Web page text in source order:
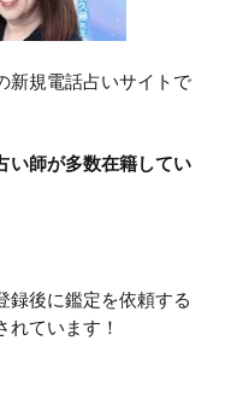
新規電話占いサイトで
い師が多数在籍してい
録後に鑑定を依頼する
れています！